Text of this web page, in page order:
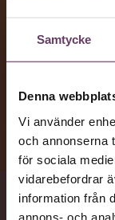
Samtycke
Denna
Vi använder
och annonserna
för sociala
vidarebefordrar
information från
annons- och
VAD